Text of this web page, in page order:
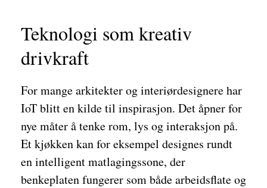
Teknologi som kreativ
drivkraft
For mange arkitekter og interiørdesignere har
IoT blitt en kilde til inspirasjon. Det åpner for
nye måter å tenke rom, lys og interaksjon på.
Et kjøkken kan for eksempel designes rundt
en intelligent matlagingssone, der
benkeplaten fungerer som både arbeidsflate og